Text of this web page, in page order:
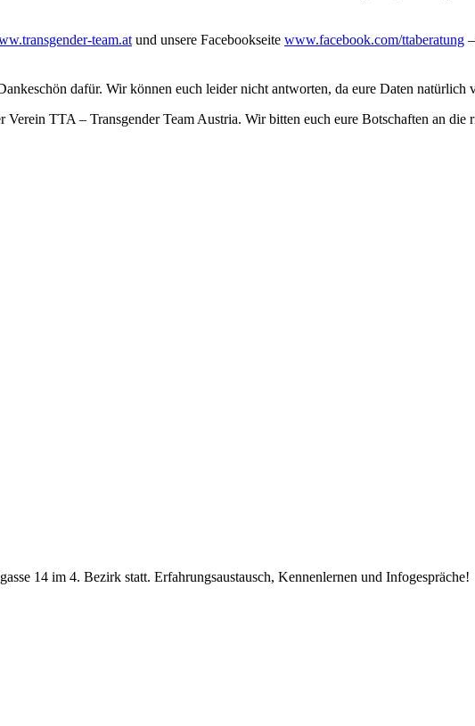
team.at und unsere Facebookseite www.facebook.com/ttaberatung
dafür. Wir können euch leider nicht antworten, da eure Daten natürlich
TTA – Transgender Team Austria. Wir bitten euch eure Botschaften an die
14 im 4. Bezirk statt. Erfahrungsaustausch, Kennenlernen und Infogespräche!